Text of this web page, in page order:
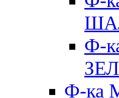
Ф-
Ф-ка